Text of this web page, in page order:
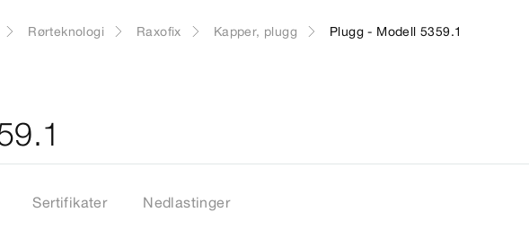
Rørteknologi Raxofix Kapper, plugg Plugg - Modell 5359.1
Sertifikater Nedlastinger